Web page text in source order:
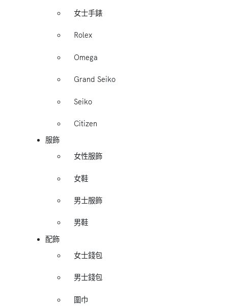
女士手錶
Rolex
Omega
Grand Seiko
Seiko
Citizen
服飾
女性服飾
女鞋
男士服飾
男鞋
配飾
女士錢包
男士錢包
圍巾